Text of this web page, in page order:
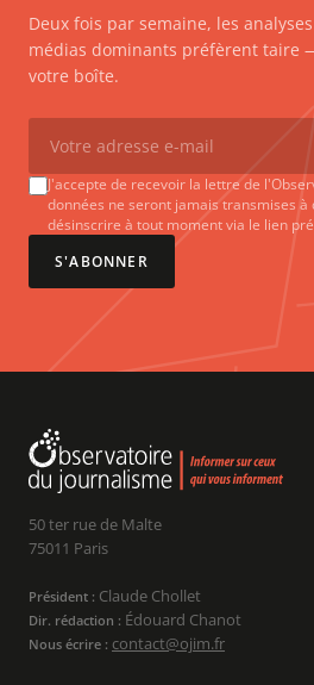
Deux fois par semaine, les
médias dominants préfèrent taire
votre boîte.
J'accepte de recevoir la lettre de
données ne seront jamais transmises à
désinscrire à tout moment via le lien
S'ABONNER
50 ter rue de Malte
75011 Paris
Président : Claude Chollet
Dir. rédaction : Édouard Chanot
Nous écrire : contact@ojim.fr